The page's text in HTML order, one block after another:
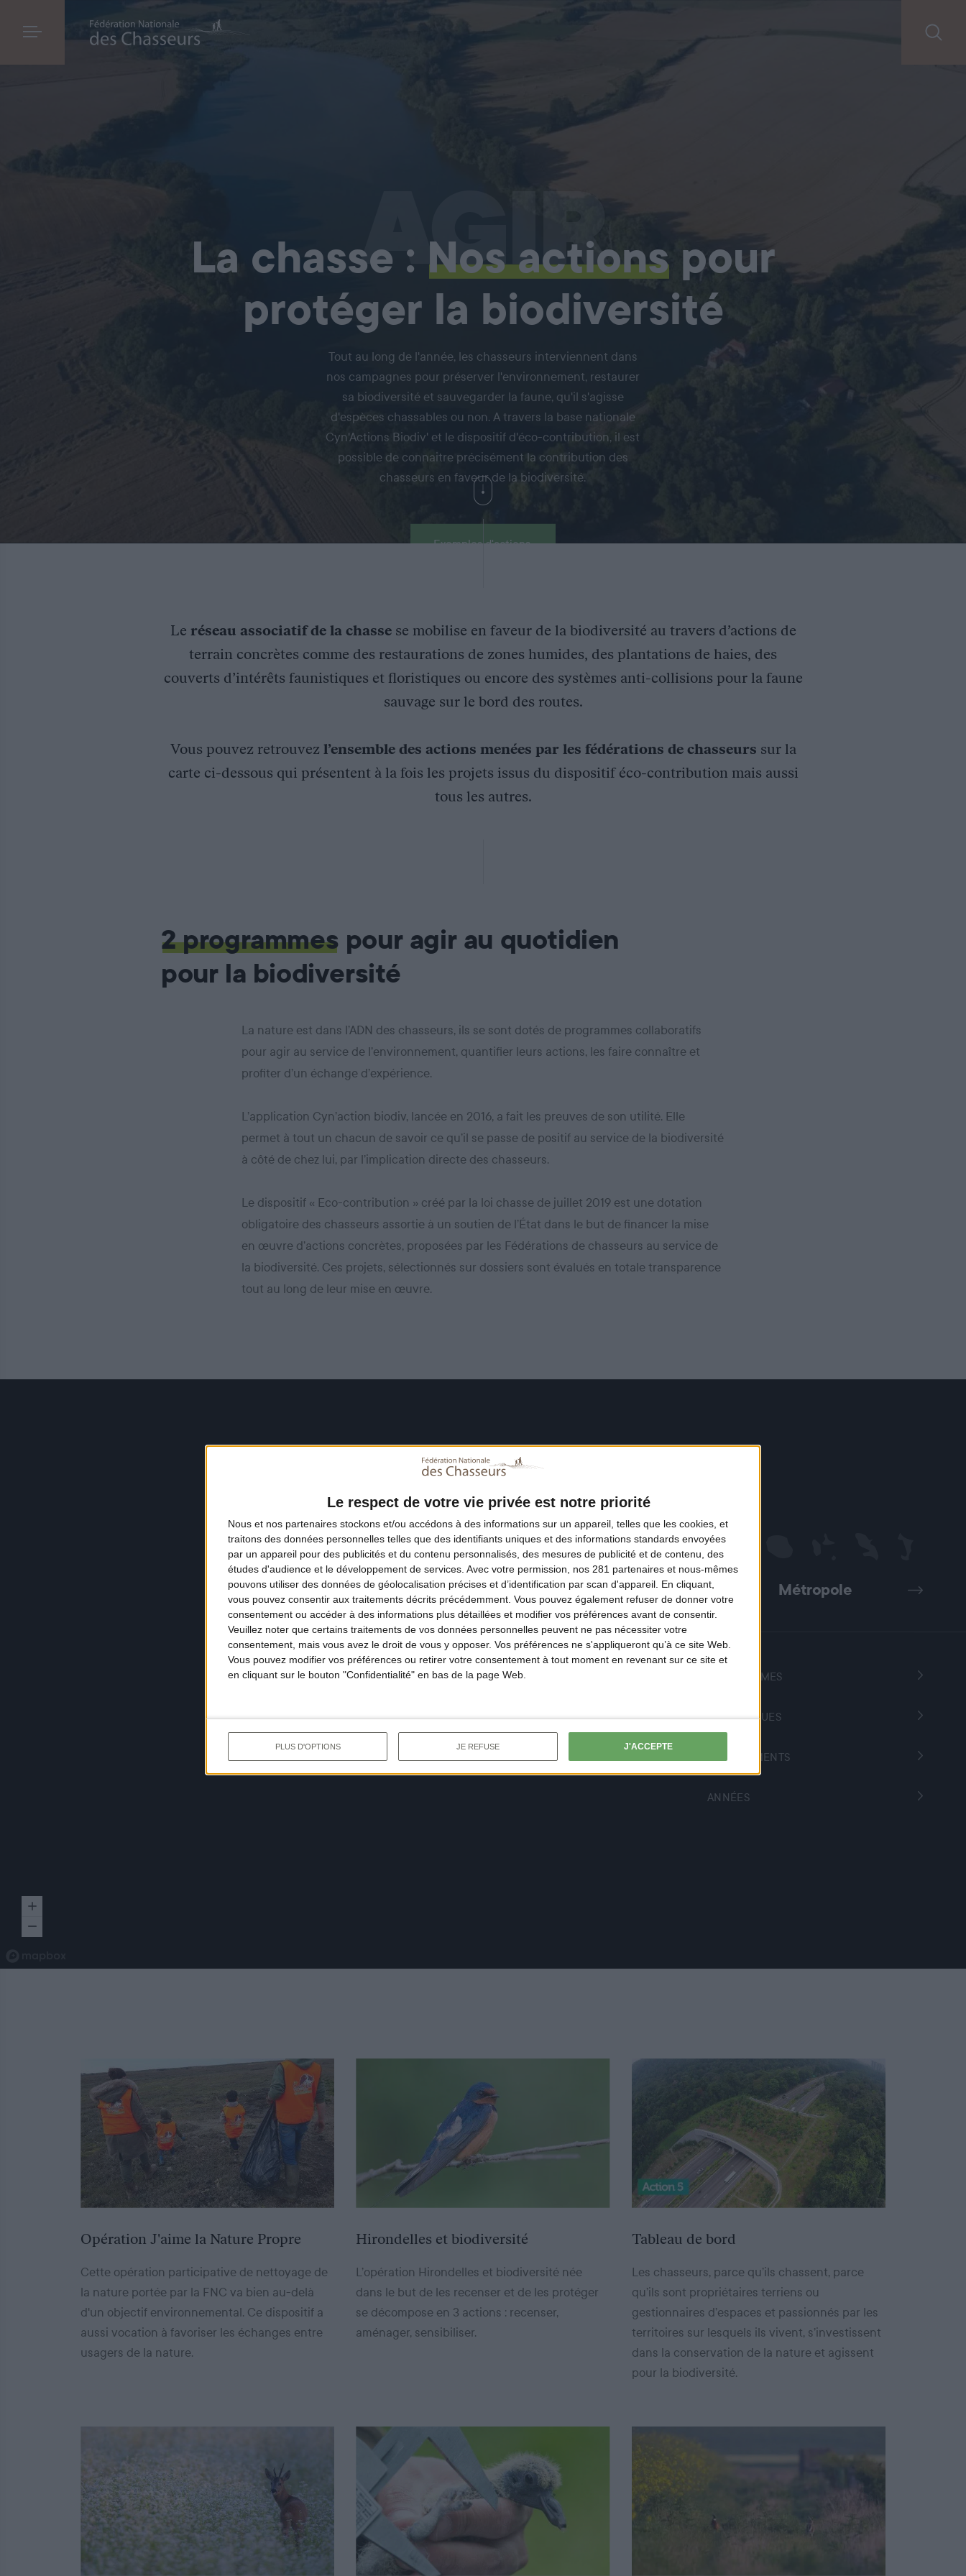
Le respect de votre vie privée est notre priorité
Nous et nos partenaires stockons et/ou accédons à des informations sur un appareil, telles que les cookies, et
traitons des données personnelles telles que des identifiants uniques et des informations standards envoyées
par un appareil pour des publicités et du contenu personnalisés, des mesures de publicité et de contenu, des
études d'audience et le développement de services. Avec votre permission, nos 281 partenaires et nous-mêmes
pouvons utiliser des données de géolocalisation précises et d’identification par scan d'appareil. En cliquant,
vous pouvez consentir aux traitements décrits précédemment. Vous pouvez également refuser de donner votre
consentement ou accéder à des informations plus détaillées et modifier vos préférences avant de consentir.
Veuillez noter que certains traitements de vos données personnelles peuvent ne pas nécessiter votre
consentement, mais vous avez le droit de vous y opposer. Vos préférences ne s'appliqueront qu’à ce site Web.
Vous pouvez modifier vos préférences ou retirer votre consentement à tout moment en revenant sur ce site et
en cliquant sur le bouton "Confidentialité" en bas de la page Web.
PLUS D'OPTIONS JE REFUSE J'ACCEPTE
AGIR
La chasse : Nos actionspour
protéger la biodiversité
Tout au long de l'année, les chasseurs interviennent dans
nos campagnes pour préserver l'environnement, restaurer
sa biodiversité et sauvegarder la faune, qu'il s'agisse
d'espèces chassables ou non. A travers la base nationale
Cyn'Actions Biodiv' et le dispositif d'éco-contribution, il est
possible de connaitre précisément la contribution des
chasseurs en faveur de la biodiversité.
Exemples d'actions
Le réseau associatif de la chassese mobilise en faveur de la biodiversité au travers d’actions de
terrain concrètes comme des restaurations de zones humides, des plantations de haies, des
couverts d’intérêts faunistiques et floristiques ou encore des systèmes anti-collisions pour la faune
sauvage sur le bord des routes.
Vous pouvez retrouvez l’ensemble des actions menées par les fédérations de chasseurs sur la
carte ci-dessous qui présentent à la fois les projets issus du dispositif éco-contribution mais aussi
tous les autres.
– Base de données des photographies de lynx et test d’un logiciel permettant la reconnaissance individuelles des Lynx par la forme et la localisation des tâches de leur pelage
2 programmes pour agir au quotidien
pour la biodiversité
La nature est dans l’ADN des chasseurs, ils se sont dotés de programmes collaboratifs
pour agir au service de l’environnement, quantifier leurs actions, les faire connaître et
profiter d’un échange d’expérience.
L’application Cyn’action biodiv, lancée en 2016, a fait les preuves de son utilité. Elle
permet à tout un chacun de savoir ce qu’il se passe de positif au service de la biodiversité
à côté de chez lui, par l’implication directe des chasseurs.
Le dispositif « Eco-contribution » créé par la loi chasse de juillet 2019 est une dotation
obligatoire des chasseurs assortie à un soutien de l’État dans le but de financer la mise
en œuvre d’actions concrètes, proposées par les Fédérations de chasseurs au service de
la biodiversité. Ces projets, sélectionnés sur dossiers sont évalués en totale transparence
tout au long de leur mise en œuvre.
Précédent Métropole Suivant
PROGRAMMES
THÉMATIQUES
DÉPARTEMENTS
ANNÉES
Opération J'aime la Nature Propre
Cette opération participative de nettoyage de
la nature portée par la FNC va bien au-delà
d'un objectif environnemental. Ce dispositif a
aussi vocation à favoriser les échanges entre
usagers de la nature.
Hirondelles et biodiversité
L’opération Hirondelles et biodiversité née
dans le but de les recenser et de les protéger
se décompose en 3 actions : recenser,
aménager, sensibiliser.
Tableau de bord
Les chasseurs, parce qu’ils chassent, parce
qu’ils sont propriétaires terriens ou
gestionnaires d’espaces et passionnés par les
territoires sur lesquels ils vivent, s’investissent
dans la conservation de la nature et agissent
pour la biodiversité.